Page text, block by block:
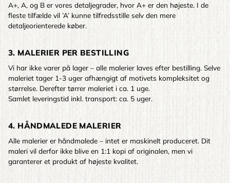
A+, A, og B er vores detaljegrader, hvor A+ er den højeste. I de
fleste tilfælde vil ’A’ kunne tilfredsstille selv den mere
detaljeorienterede køber.
3. MALERIER PER BESTILLING
Vi har ikke varer på lager – alle malerier laves efter bestilling. Selve
maleriet tager 1-3 uger afhængigt af motivets kompleksitet og
størrelse. Derefter tørrer maleriet i ca. 1 uge.
Samlet leveringstid inkl. transport: ca. 5 uger.
4. HÅNDMALEDE MALERIER
Alle malerier er håndmalede – intet er maskinelt produceret. Dit
maleri vil derfor ikke blive en 1:1 kopi af originalen, men vi
garanterer et produkt af højeste kvalitet.